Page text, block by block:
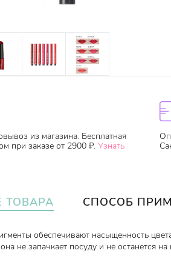
из магазина. Бесплатная
при заказе от 2900 ₽. Узнать
ТОВАРА СПОСОБ
обеспечивают насыщенность
не запачкает посуду и не останется